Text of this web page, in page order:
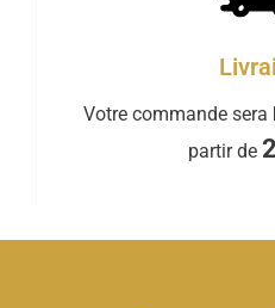
Votre commande sera
partir de